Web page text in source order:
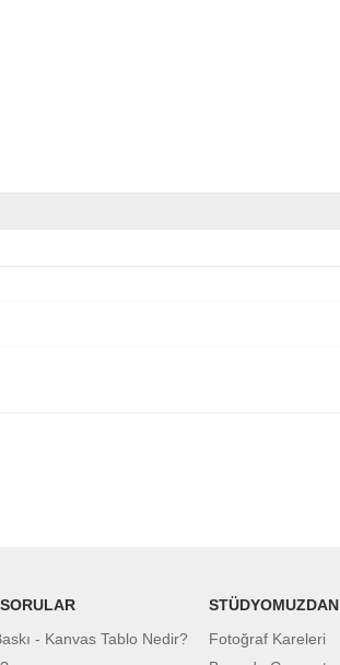
- Kanvas Tablo Nedir?
STÜDYOMUZDAN
Fotoğraf Kareleri